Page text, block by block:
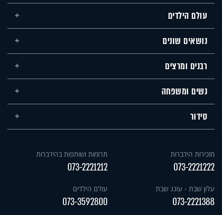
עולם הילדים
נושאים שונים
רבנים ומרצים
נשים ומשפחה
סידור
מזכירות הידברות
073-2221222
תרומות ושותפות בהידברות
073-2221212
עלון שבת - עונג שבת
073-2221388
עולם הילדים
073-3592800